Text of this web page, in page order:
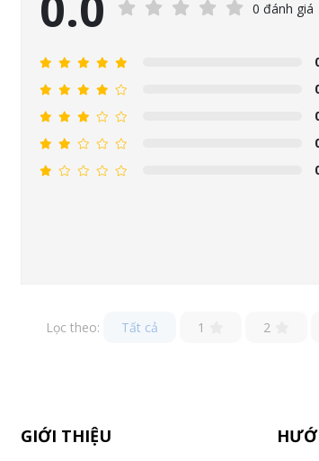
0 đánh giá
Lọc theo: Tất cả 1 2
GIỚI THIỆU